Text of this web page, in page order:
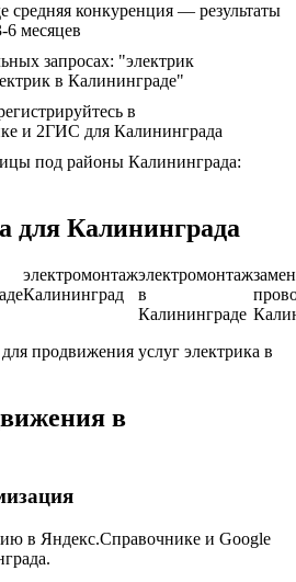
средняя конкуренция — результаты
6 месяцев
запросах: "электрик
в Калининграде"
в
и 2ГИС для Калининграда
под районы Калининграда:
для Калининграда
электромонтаж
Калининград
электромонтаж
в
Калининграде
продвижения услуг электрика в
в
в Яндекс.Справочнике и Google